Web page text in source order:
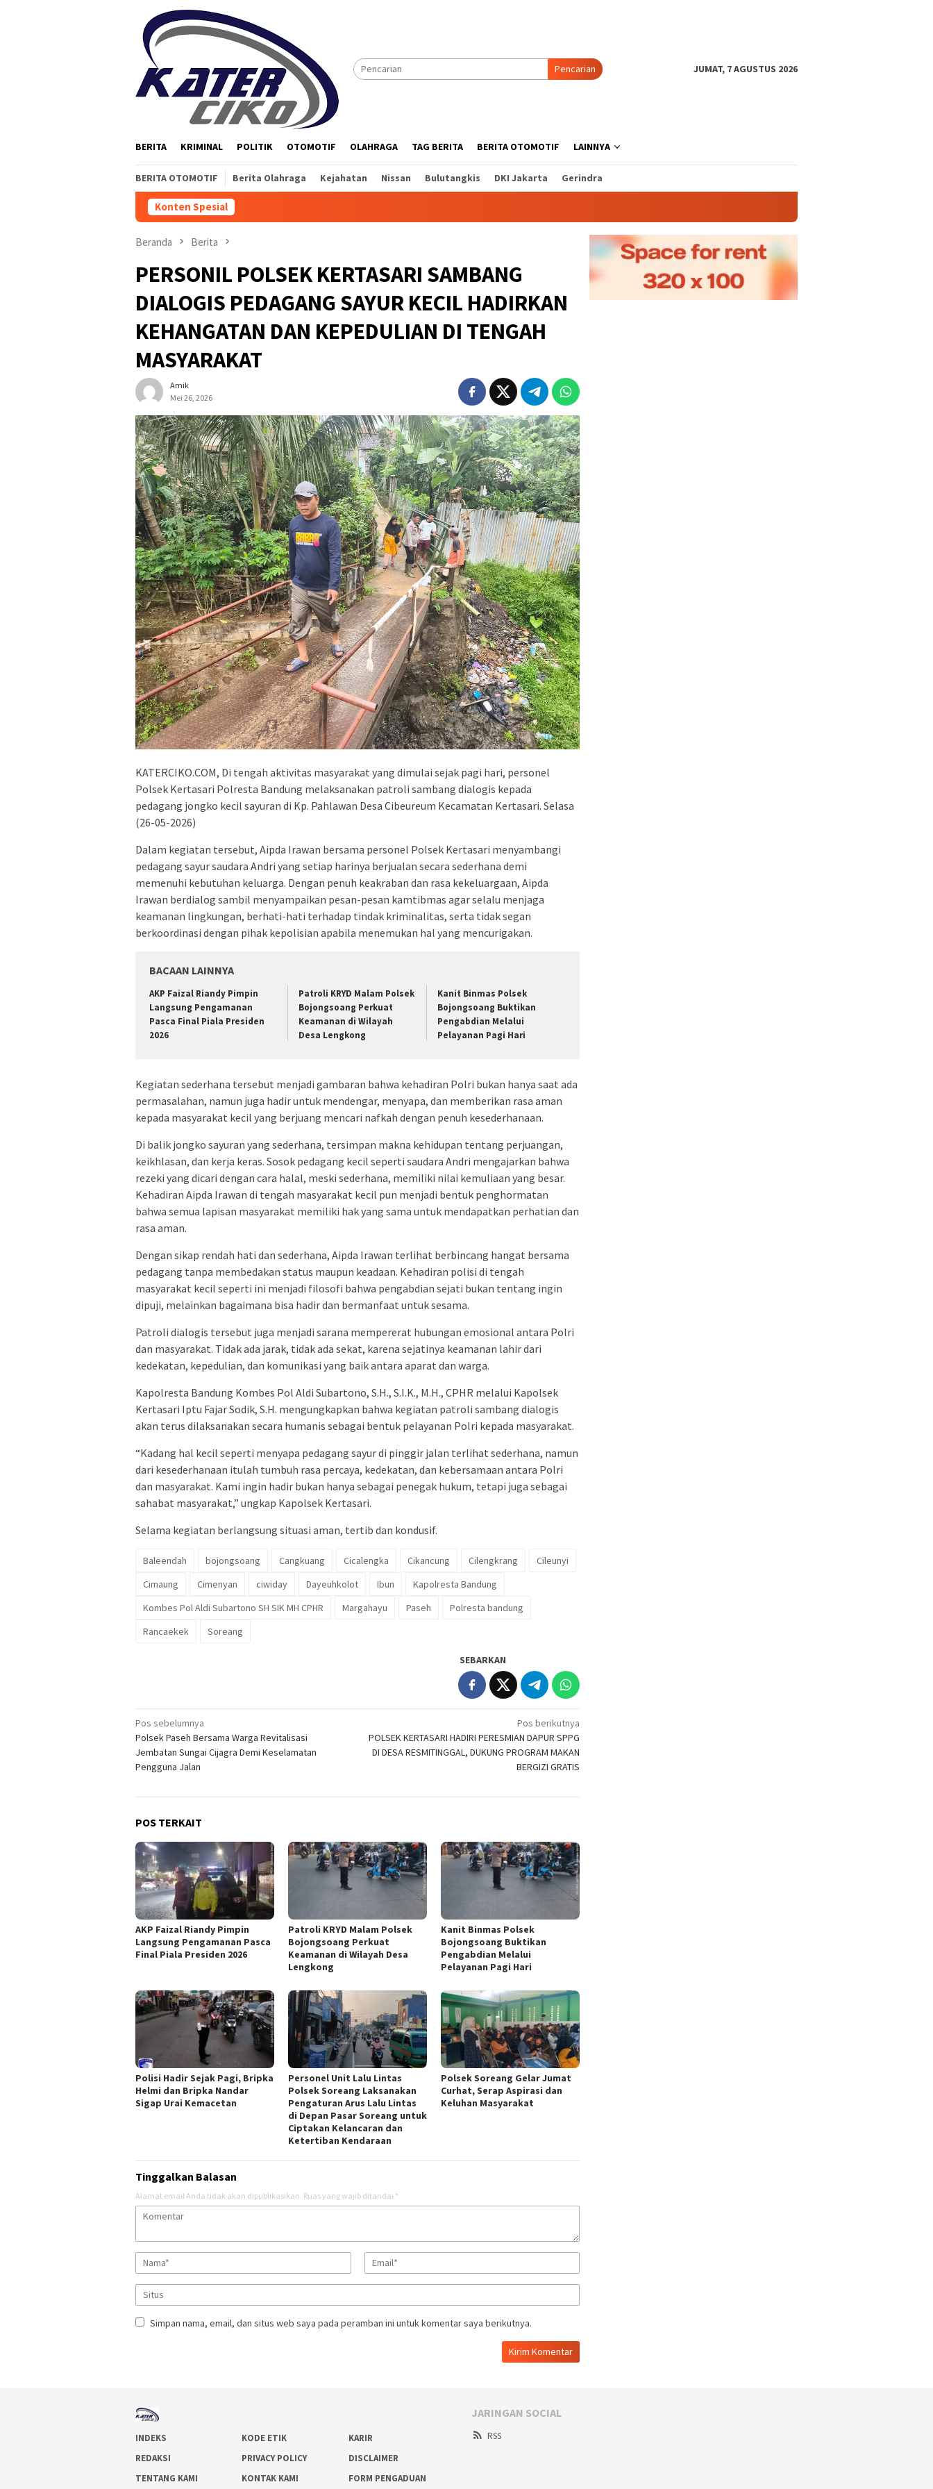
Pencarian JUMAT, 7 AGUSTUS 2026
BERITA KRIMINAL POLITIK OTOMOTIF OLAHRAGA TAG BERITA BERITA OTOMOTIF LAINNYA
BERITA OTOMOTIF Berita Olahraga Kejahatan Nissan Bulutangkis DKI Jakarta Gerindra
Konten Spesial
Beranda Berita
PERSONIL POLSEK KERTASARI SAMBANG
DIALOGIS PEDAGANG SAYUR KECIL HADIRKAN
KEHANGATAN DAN KEPEDULIAN DI TENGAH
MASYARAKAT
Amik
Mei 26, 2026
KATERCIKO.COM, Di tengah aktivitas masyarakat yang dimulai sejak pagi hari, personel
Polsek Kertasari Polresta Bandung melaksanakan patroli sambang dialogis kepada
pedagang jongko kecil sayuran di Kp. Pahlawan Desa Cibeureum Kecamatan Kertasari. Selasa
(26-05-2026)
Dalam kegiatan tersebut, Aipda Irawan bersama personel Polsek Kertasari menyambangi
pedagang sayur saudara Andri yang setiap harinya berjualan secara sederhana demi
memenuhi kebutuhan keluarga. Dengan penuh keakraban dan rasa kekeluargaan, Aipda
Irawan berdialog sambil menyampaikan pesan-pesan kamtibmas agar selalu menjaga
keamanan lingkungan, berhati-hati terhadap tindak kriminalitas, serta tidak segan
berkoordinasi dengan pihak kepolisian apabila menemukan hal yang mencurigakan.
BACAAN LAINNYA
AKP Faizal Riandy Pimpin
Langsung Pengamanan
Pasca Final Piala Presiden
2026
Patroli KRYD Malam Polsek
Bojongsoang Perkuat
Keamanan di Wilayah
Desa Lengkong
Kanit Binmas Polsek
Bojongsoang Buktikan
Pengabdian Melalui
Pelayanan Pagi Hari
Kegiatan sederhana tersebut menjadi gambaran bahwa kehadiran Polri bukan hanya saat ada
permasalahan, namun juga hadir untuk mendengar, menyapa, dan memberikan rasa aman
kepada masyarakat kecil yang berjuang mencari nafkah dengan penuh kesederhanaan.
Di balik jongko sayuran yang sederhana, tersimpan makna kehidupan tentang perjuangan,
keikhlasan, dan kerja keras. Sosok pedagang kecil seperti saudara Andri mengajarkan bahwa
rezeki yang dicari dengan cara halal, meski sederhana, memiliki nilai kemuliaan yang besar.
Kehadiran Aipda Irawan di tengah masyarakat kecil pun menjadi bentuk penghormatan
bahwa semua lapisan masyarakat memiliki hak yang sama untuk mendapatkan perhatian dan
rasa aman.
Dengan sikap rendah hati dan sederhana, Aipda Irawan terlihat berbincang hangat bersama
pedagang tanpa membedakan status maupun keadaan. Kehadiran polisi di tengah
masyarakat kecil seperti ini menjadi filosofi bahwa pengabdian sejati bukan tentang ingin
dipuji, melainkan bagaimana bisa hadir dan bermanfaat untuk sesama.
Patroli dialogis tersebut juga menjadi sarana mempererat hubungan emosional antara Polri
dan masyarakat. Tidak ada jarak, tidak ada sekat, karena sejatinya keamanan lahir dari
kedekatan, kepedulian, dan komunikasi yang baik antara aparat dan warga.
Kapolresta Bandung Kombes Pol Aldi Subartono, S.H., S.I.K., M.H., CPHR melalui Kapolsek
Kertasari Iptu Fajar Sodik, S.H. mengungkapkan bahwa kegiatan patroli sambang dialogis
akan terus dilaksanakan secara humanis sebagai bentuk pelayanan Polri kepada masyarakat.
“Kadang hal kecil seperti menyapa pedagang sayur di pinggir jalan terlihat sederhana, namun
dari kesederhanaan itulah tumbuh rasa percaya, kedekatan, dan kebersamaan antara Polri
dan masyarakat. Kami ingin hadir bukan hanya sebagai penegak hukum, tetapi juga sebagai
sahabat masyarakat,” ungkap Kapolsek Kertasari.
Selama kegiatan berlangsung situasi aman, tertib dan kondusif.
Baleendah bojongsoang Cangkuang Cicalengka Cikancung Cilengkrang
Cileunyi
Cimaung
Cimenyan ciwiday Dayeuhkolot Ibun
Kapolresta Bandung
Kombes Pol Aldi Subartono SH SIK MH CPHR
Margahayu Paseh
Polresta bandung
Rancaekek
Soreang
SEBARKAN
Navigasi
pos
Pos sebelumnya
Polsek Paseh Bersama Warga Revitalisasi
Jembatan Sungai Cijagra Demi Keselamatan
Pengguna Jalan
Pos berikutnya
POLSEK KERTASARI HADIRI PERESMIAN DAPUR SPPG
DI DESA RESMITINGGAL, DUKUNG PROGRAM MAKAN
BERGIZI GRATIS
POS TERKAIT
AKP Faizal Riandy Pimpin
Langsung Pengamanan Pasca
Final Piala Presiden 2026
Patroli KRYD Malam Polsek
Bojongsoang Perkuat
Keamanan di Wilayah Desa
Lengkong
Kanit Binmas Polsek
Bojongsoang Buktikan
Pengabdian Melalui
Pelayanan Pagi Hari
Polisi Hadir Sejak Pagi, Bripka
Helmi dan Bripka Nandar
Sigap Urai Kemacetan
Personel Unit Lalu Lintas
Polsek Soreang Laksanakan
Pengaturan Arus Lalu Lintas
di Depan Pasar Soreang untuk
Ciptakan Kelancaran dan
Ketertiban Kendaraan
Polsek Soreang Gelar Jumat
Curhat, Serap Aspirasi dan
Keluhan Masyarakat
Tinggalkan Balasan
Alamat email Anda tidak akan dipublikasikan. Ruas yang wajib ditandai *
Simpan nama, email, dan situs web saya pada peramban ini untuk komentar saya berikutnya.
INDEKS KODE ETIK
KARIR
REDAKSI
PRIVACY POLICY
DISCLAIMER
TENTANG KAMI
KONTAK KAMI FORM PENGADUAN
JARINGAN SOCIAL
RSS